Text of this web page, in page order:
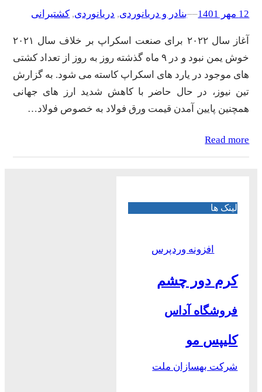
12 مهر 1401 –
–بنادر و دریانوردی, دریانوردی, کشتیرانی
آغاز سال ۲۰۲۲ برای صنعت اسکراپ بر خلاف سال ۲۰۲۱
خوش یمن نبود و در ۹ ماه گذشته روز به روز از تعداد کشتی
های موجود در یارد های اسکراپ کاسته می شود. به گزارش
تین نیوز، در حال حاضر با کاهش شدید ارز های جهانی
همچنین پایین آمدن قیمت ورق فولاد به خصوص فولاد…
Read more
لینک ها
افزونه وردپرس
کرم دور چشم
فروشگاه آداس
کلیپس مو
شرکت بهسازان ملت